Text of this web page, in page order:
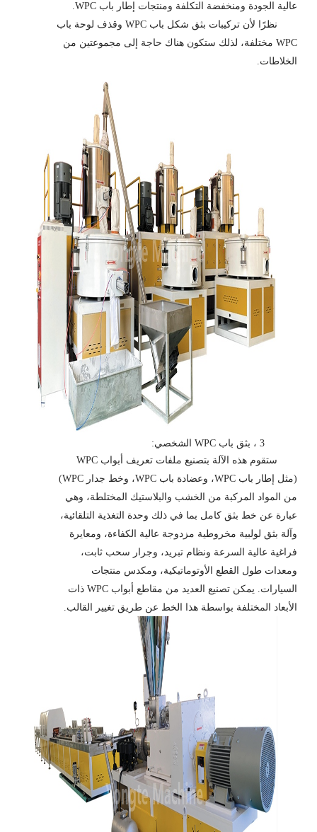
عالية الجودة ومنخفضة التكلفة ومنتجات إطار باب WPC.
نظرًا لأن تركيبات بثق شكل باب WPC وقذف لوحة باب
WPC مختلفة، لذلك ستكون هناك حاجة إلى مجموعتين من
الخلاطات.
3 ، بثق باب WPC الشخصي:
ستقوم هذه الآلة بتصنيع ملفات تعريف أبواب WPC
(مثل إطار باب WPC، وعضادة باب WPC، وخط جدار WPC)
من المواد المركبة من الخشب والبلاستيك المختلطة، وهي
عبارة عن خط بثق كامل بما في ذلك وحدة التغذية التلقائية،
وآلة بثق لولبية مخروطية مزدوجة عالية الكفاءة، ومعايرة
فراغية عالية السرعة ونظام تبريد، وجرار سحب ثابت،
ومعدات طول القطع الأوتوماتيكية، ومكدس منتجات
السيارات. يمكن تصنيع العديد من مقاطع أبواب WPC ذات
الأبعاد المختلفة بواسطة هذا الخط عن طريق تغيير القالب.